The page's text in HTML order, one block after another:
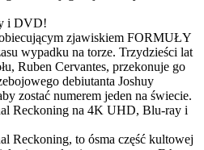
i DVD!
zjawiskiem FORMUŁY
wypadku na torze. Trzydzieści lat
Ruben Cervantes, przekonuje go
debiutanta Joshuy
zostać numerem jeden na świecie.
Reckoning na 4K UHD, Blu-ray i
Reckoning, to ósma część kultowej